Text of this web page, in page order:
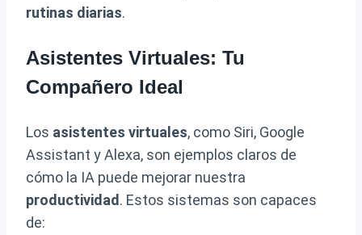
rutinas diarias.
Asistentes Virtuales: Tu
Compañero Ideal
Los asistentes virtuales, como Siri, Google
Assistant y Alexa, son ejemplos claros de
cómo la IA puede mejorar nuestra
productividad . Estos sistemas son capaces
de: